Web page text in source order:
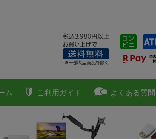
ム ご利用ガイド よくある質問